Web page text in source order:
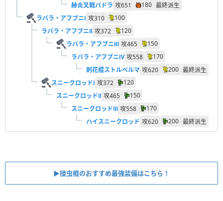
赫炎叉戟バドラ 攻651 180 最終派生
ラバラ・アフプニⅠ 攻310
100
ラバラ・アフプニⅡ 攻372
120
ラバラ・アフプニⅢ 攻465
150
ラバラ・アフプニⅣ 攻558
170
刺花棍ストルペルマ 攻620 200 最終派生
スニークロッドⅠ 攻372
120
スニークロッドⅡ 攻465
150
スニークロッドⅢ 攻558
170
ハイスニークロッド 攻620 200 最終派生
▶︎操虫棍のおすすめ最強装備はこちら！